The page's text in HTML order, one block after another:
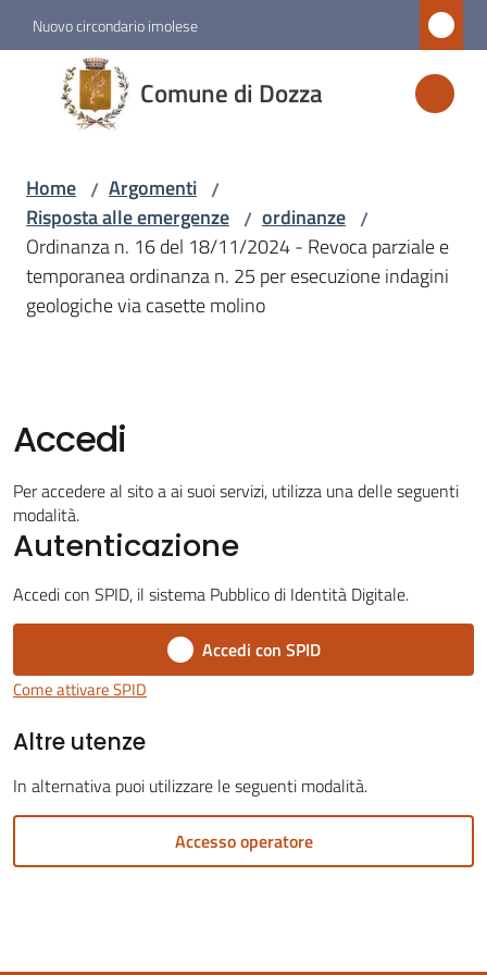
Vai al contenuto
Vai alla navigazione
Vai al footer
Nuovo circondario imolese
Comune di Dozza
Comune
di
Dozza
Amministrazione
Novità
Vivere
Dozza
Servizi
on-
gli
argomenti
Menu selezionato
Home / Argomenti /
Risposta alle emergenze / ordinanze /
Ordinanza n. 16 del 18/11/2024 - Revoca parziale e
temporanea ordinanza n. 25 per esecuzione indagini
geologiche via casette molino
Accedi
Per accedere al sito a ai suoi servizi, utilizza una delle seguenti
modalità.
Autenticazione
Accedi con SPID, il sistema Pubblico di Identità Digitale.
Accedi con SPID
Come attivare SPID
Altre utenze
In alternativa puoi utilizzare le seguenti modalità.
Accesso operatore